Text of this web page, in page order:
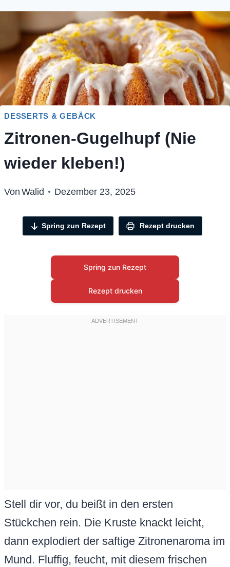
DESSERTS & GEBÄCK
Zitronen-Gugelhupf (Nie
wieder kleben!)
Von Walid Dezember 23, 2025
Spring zun Rezept Rezept drucken
Spring zun Rezept
Rezept drucken
Stell dir vor, du beißt in den ersten
Stückchen rein. Die Kruste knackt leicht,
dann explodiert der saftige Zitronenaroma im
Mund. Fluffig, feucht, mit diesem frischen